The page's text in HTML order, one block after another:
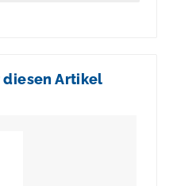
diesen Artikel